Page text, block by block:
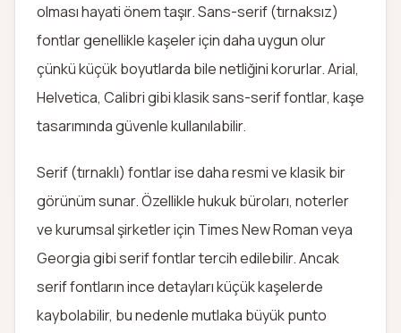
olması hayati önem taşır. Sans-serif (tırnaksız)
fontlar genellikle kaşeler için daha uygun olur
çünkü küçük boyutlarda bile netliğini korurlar. Arial,
Helvetica, Calibri gibi klasik sans-serif fontlar, kaşe
tasarımında güvenle kullanılabilir.
Serif (tırnaklı) fontlar ise daha resmi ve klasik bir
görünüm sunar. Özellikle hukuk büroları, noterler
ve kurumsal şirketler için Times New Roman veya
Georgia gibi serif fontlar tercih edilebilir. Ancak
serif fontların ince detayları küçük kaşelerde
kaybolabilir, bu nedenle mutlaka büyük punto